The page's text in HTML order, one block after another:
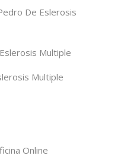
De Eslerosis
Multiple
Multiple
Online